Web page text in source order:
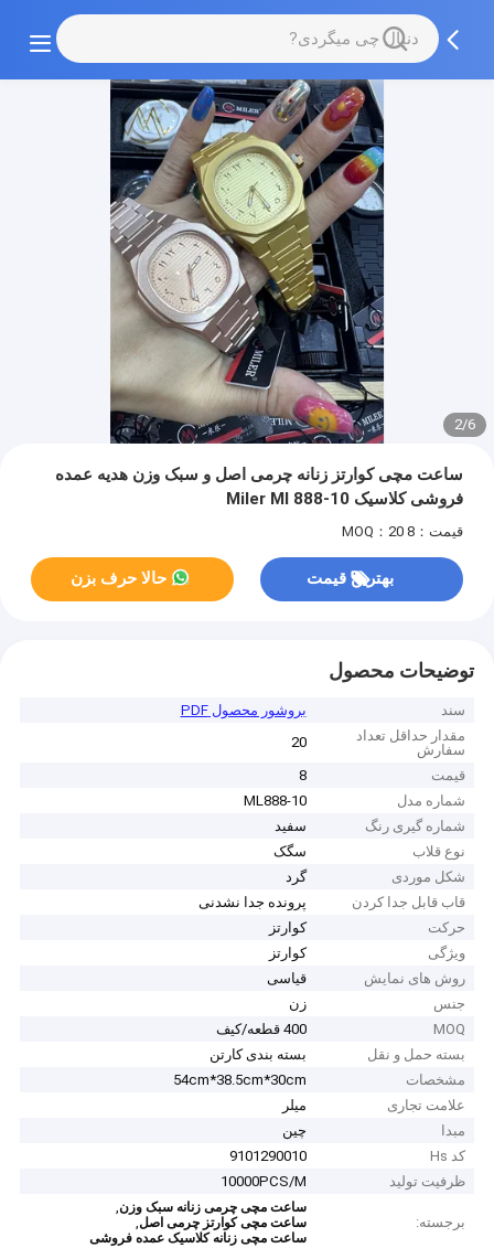
2/6
ساعت مچی کوارتز زنانه چرمی اصل و سبک وزن هدیه عمده
فروشی کلاسیک Miler Ml 888-10
قیمت：8 MOQ：20
بهترین قیمت حالا حرف بزن
توضیحات محصول
سند
بروشور محصول PDF
مقدار حداقل تعداد
سفارش
20
قیمت
8
شماره مدل
ML888-10
شماره گیری رنگ
سفید
نوع قلاب
سگک
شکل موردی
گرد
قاب قابل جدا کردن
پرونده جدا نشدنی
حرکت
کوارتز
ویژگی
کوارتز
روش های نمایش
قیاسی
جنس
زن
MOQ
400 قطعه/کیف
بسته حمل و نقل
بسته بندی کارتن
مشخصات
54cm*38.5cm*30cm
علامت تجاری
میلر
مبدا
چین
کد Hs
9101290010
ظرفیت تولید
10000PCS/M
برجسته:
ساعت مچی چرمی زنانه سبک وزن,
ساعت مچی کوارتز چرمی اصل,
ساعت مچی زنانه کلاسیک عمده فروشی